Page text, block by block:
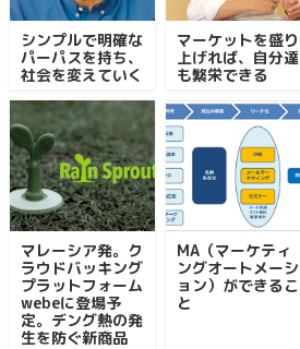
シンプルで明確な
パーパスを持ち、
社会を変えていく
マーケットを盛り
上げれば、自分達
も繁栄できる
マレーシア発。ク
ラウドバッキング
プラットフォーム
webeに登場予
定。デング熱の発
生を防ぐ新商品
MA（マーケティ
ングオートメーシ
ョン）ができるこ
と